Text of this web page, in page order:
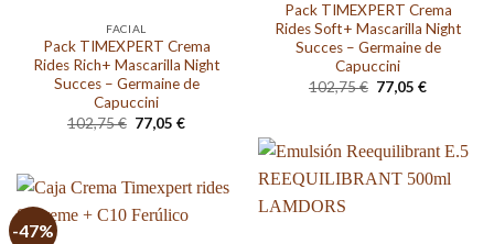
Pack TIMEXPERT Crema
Rides Soft+ Mascarilla Night
Succes – Germaine de
Capuccini
102,75€ El
precio
102,75 €.
77,05€El
77,05 €.
FACIAL
Pack TIMEXPERT Crema
Rides Rich+ Mascarilla Night
Succes – Germaine de
Capuccini
102,75€ El
precio
102,75 €.
77,05€El
77,05 €.
-47%